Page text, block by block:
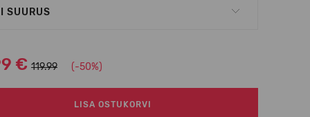
SUURUS
€ 119.99 (-50%)
LISA OSTUKORVI